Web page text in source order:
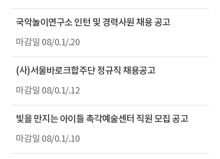
국악놀이연구소 인턴 및 경력사원 채용 공고
08/0.1/.20
(사)서울바로크합주단 정규직 채용공고
08/0.1/.12
빛을 만지는 아이들 촉각예술센터 직원 모집 공고
08/0.1/.10